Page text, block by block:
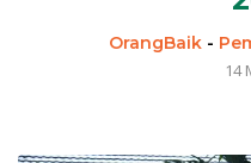
OrangBaik -
14